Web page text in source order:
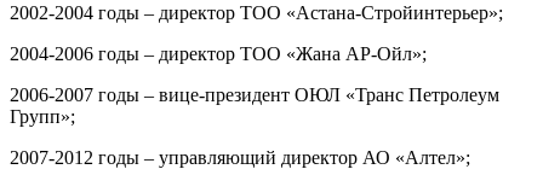
2002-2004 годы – директор ТОО «Астана-Стройинтерьер»;
2004-2006 годы – директор ТОО «Жана АР-Ойл»;
2006-2007 годы – вице-президент ОЮЛ «Транс Петролеум
Групп»;
2007-2012 годы – управляющий директор АО «Алтел»;